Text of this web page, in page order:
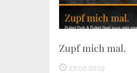
Zupf mich mal.
27.02.2019